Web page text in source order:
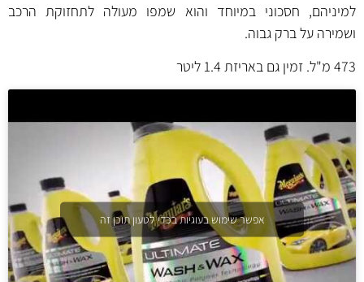
למיניהם, חסכוני במיוחד והוא שמפו מעולה לתחזוקת הרכב
ושמירה על ברק גבוה.
473 מ"ל. זמין גם באריזת
1.4 ליטר
אפשר שימוש בעוגיות בכדי לטעון תוכן זה